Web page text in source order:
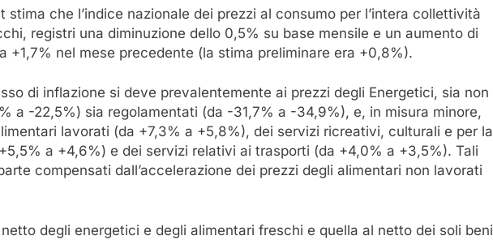
stima che l’indice nazionale dei prezzi al consumo per l’intera collettività
registri una diminuzione dello 0,5% su base mensile e un aumento di
+1,7% nel mese precedente (la stima preliminare era +0,8%).
di inflazione si deve prevalentemente ai prezzi degli Energetici, sia non
a -22,5%) sia regolamentati (da -31,7% a -34,9%), e, in misura minore,
lavorati (da +7,3% a +5,8%), dei servizi ricreativi, culturali e per la
a +4,6%) e dei servizi relativi ai trasporti (da +4,0% a +3,5%). Tali
compensati dall’accelerazione dei prezzi degli alimentari non lavorati
netto degli energetici e degli alimentari freschi e quella al netto dei soli beni